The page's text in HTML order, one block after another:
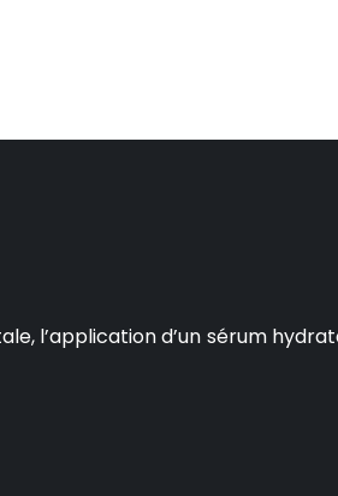
l’application d’un sérum